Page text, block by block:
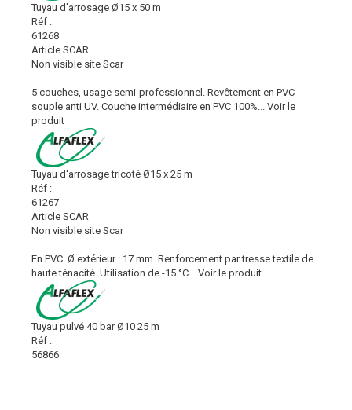
Tuyau d'arrosage Ø15 x 50 m
Réf :
61268
Article SCAR
Non visible site Scar
5 couches, usage semi-professionnel. Revêtement en PVC
souple anti UV. Couche intermédiaire en PVC 100%...
Voir le
produit
Tuyau d'arrosage tricoté Ø15 x 25 m
Réf :
61267
Article SCAR
Non visible site Scar
En PVC. Ø extérieur : 17 mm. Renforcement par tresse textile de
haute ténacité. Utilisation de -15 °C...
Voir le produit
Tuyau pulvé 40 bar Ø10 25 m
Réf :
56866